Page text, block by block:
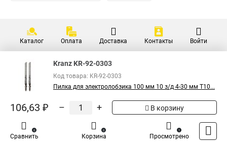
Каталог Оплата Доставка Контакты Войти
Kranz KR-92-0303
Код товара: KR-92-0303
Пилка для электролобзика 100 мм 10 з/д 4-30 мм T10...
106,63 ₽ – + В корзину
Сравнить
0
Корзина
0
Просмотрено
1